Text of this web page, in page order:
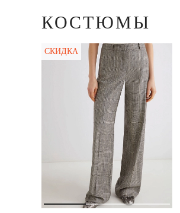
КОСТЮМЫ
СКИДКА